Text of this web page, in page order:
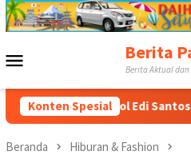
Loncat
ke
Berita
Berita Aktual dan
Konten Spesial
Edi Santosa Bikin
Beranda Hiburan & Fashion